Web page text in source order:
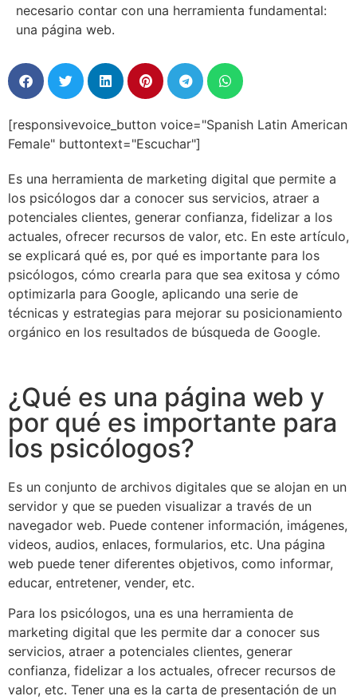
necesario contar con una herramienta fundamental:
una página web.
[responsivevoice_button voice="Spanish Latin American
Female" buttontext="Escuchar"]
Es una herramienta de marketing digital que permite a
los psicólogos dar a conocer sus servicios, atraer a
potenciales clientes, generar confianza, fidelizar a los
actuales, ofrecer recursos de valor, etc. En este artículo,
se explicará qué es, por qué es importante para los
psicólogos, cómo crearla para que sea exitosa y cómo
optimizarla para Google, aplicando una serie de
técnicas y estrategias para mejorar su posicionamiento
orgánico en los resultados de búsqueda de Google.
¿Qué es una página web y
por qué es importante para
los psicólogos?
Es un conjunto de archivos digitales que se alojan en un
servidor y que se pueden visualizar a través de un
navegador web. Puede contener información, imágenes,
videos, audios, enlaces, formularios, etc. Una página
web puede tener diferentes objetivos, como informar,
educar, entretener, vender, etc.
Para los psicólogos, una es una herramienta de
marketing digital que les permite dar a conocer sus
servicios, atraer a potenciales clientes, generar
confianza, fidelizar a los actuales, ofrecer recursos de
valor, etc. Tener una es la carta de presentación de un